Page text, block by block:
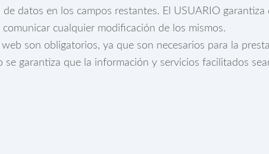
datos en los campos restantes. El USUARIO garantiza
cualquier modificación de los mismos.
son obligatorios, ya que son necesarios para la
garantiza que la información y servicios facilitados